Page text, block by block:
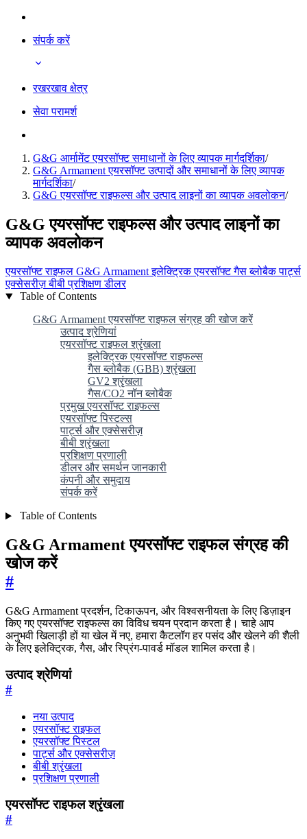
संपर्क करें
रखरखाव क्षेत्र
सेवा परामर्श
G&G आर्मामेंट एयरसॉफ्ट समाधानों के लिए व्यापक मार्गदर्शिका/
G&G Armament एयरसॉफ्ट उत्पादों और समाधानों के लिए व्यापक
मार्गदर्शिका/
G&G एयरसॉफ्ट राइफल्स और उत्पाद लाइनों का व्यापक अवलोकन/
G&G एयरसॉफ्ट राइफल्स और उत्पाद लाइनों का
व्यापक अवलोकन
एयरसॉफ्टराइफल G&G Armamentइलेक्ट्रिक एयरसॉफ्टगैस ब्लोबैकपार्ट्स
एक्सेसरीज़बीबीप्रशिक्षणडीलर
Table of Contents
G&G Armament एयरसॉफ्ट राइफल संग्रह की खोज करें
उत्पाद श्रेणियां
एयरसॉफ्ट राइफल श्रृंखला
इलेक्ट्रिक एयरसॉफ्ट राइफल्स
गैस ब्लोबैक (GBB) श्रृंखला
GV2 श्रृंखला
गैस/CO2 नॉन ब्लोबैक
प्रमुख एयरसॉफ्ट राइफल्स
एयरसॉफ्ट पिस्टल्स
पार्ट्स और एक्सेसरीज़
बीबी श्रृंखला
प्रशिक्षण प्रणाली
डीलर और समर्थन जानकारी
कंपनी और समुदाय
संपर्क करें
Table of Contents
G&G Armament एयरसॉफ्ट राइफल संग्रह की
खोज करें
#
G&G Armament प्रदर्शन, टिकाऊपन, और विश्वसनीयता के लिए डिज़ाइन
किए गए एयरसॉफ्ट राइफल्स का विविध चयन प्रदान करता है। चाहे आप
अनुभवी खिलाड़ी हों या खेल में नए, हमारा कैटलॉग हर पसंद और खेलने की शैली
के लिए इलेक्ट्रिक, गैस, और स्प्रिंग-पावर्ड मॉडल शामिल करता है।
उत्पाद श्रेणियां
#
नया उत्पाद
एयरसॉफ्ट राइफल
एयरसॉफ्ट पिस्टल
पार्ट्स और एक्सेसरीज़
बीबी श्रृंखला
प्रशिक्षण प्रणाली
एयरसॉफ्ट राइफल श्रृंखला
#